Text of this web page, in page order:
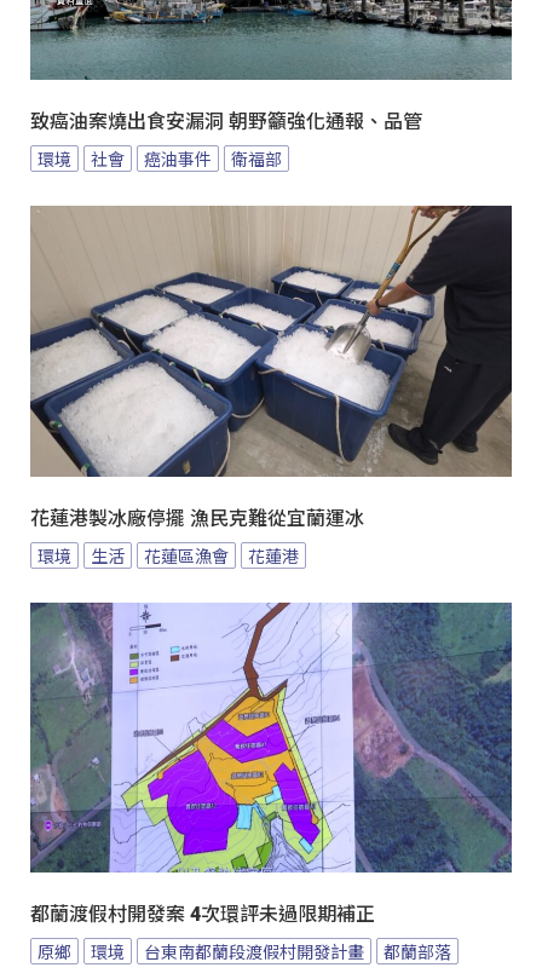
致癌油案燒出食安漏洞 朝野籲強化通報、品管
環境 社會 癌油事件 衛福部
花蓮港製冰廠停擺 漁民克難從宜蘭運冰
環境 生活 花蓮區漁會 花蓮港
都蘭渡假村開發案 4次環評未過限期補正
原鄉 環境 台東南都蘭段渡假村開發計畫 都蘭部落